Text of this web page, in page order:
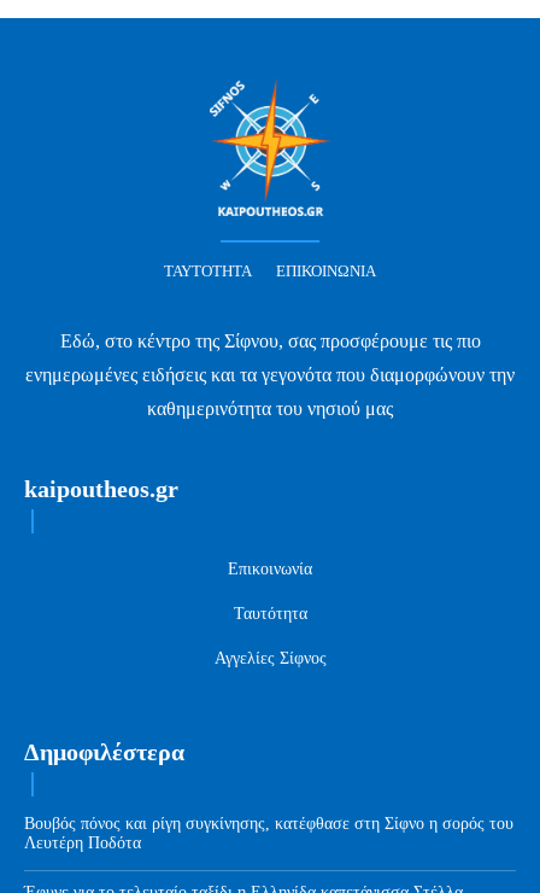
ΤΑΥΤΌΤΗΤΑ ΕΠΙΚΟΙΝΩΝΊΑ
Εδώ, στο κέντρο της Σίφνου, σας προσφέρουμε τις πιο
ενημερωμένες ειδήσεις και τα γεγονότα που διαμορφώνουν την
καθημερινότητα του νησιού μας
kaipoutheos.gr
Επικοινωνία
Ταυτότητα
Αγγελίες Σίφνος
Δημοφιλέστερα
Βουβός πόνος και ρίγη συγκίνησης, κατέφθασε στη Σίφνο η σορός του
Λευτέρη Ποδότα